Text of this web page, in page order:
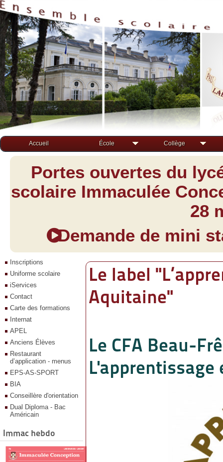
Accueil École Collège
Portes ouvertes du
scolaire Immaculée
28
Demande de mini
Inscriptions
Uniforme scolaire
iServices
Contact
Carte des formations
Internat
APEL
Anciens Élèves
Restaurant
d’application - menus
EPS-AS-SPORT
BIA
Conseillère d'orientation
Dual Diploma - Bac
Américain
Immac hebdo
Le label
Aquitaine"
Le CFA Beau-